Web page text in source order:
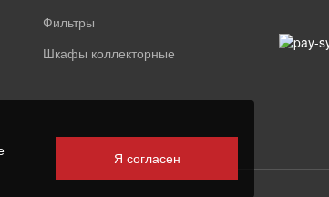
Фильтры
Шкафы коллекторные
Я согласен